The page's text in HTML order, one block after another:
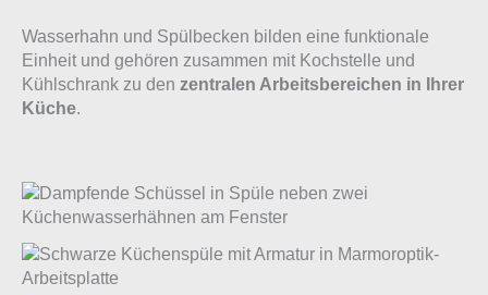
Wasserhahn und Spülbecken bilden eine funktionale
Einheit und gehören zusammen mit Kochstelle und
Kühlschrank zu den zentralen Arbeitsbereichen in Ihrer
Küche.